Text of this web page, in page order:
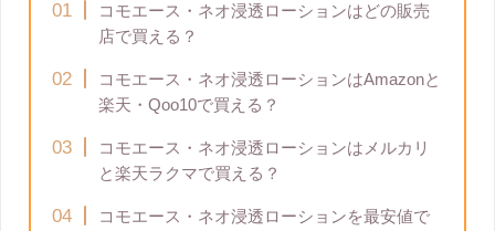
コモエース・ネオ浸透ローションはどの販売
店で買える？
コモエース・ネオ浸透ローションはAmazonと
楽天・Qoo10で買える？
コモエース・ネオ浸透ローションはメルカリ
と楽天ラクマで買える？
コモエース・ネオ浸透ローションを最安値で